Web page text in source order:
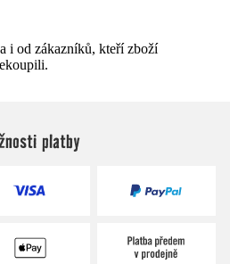
i od zákazníků, kteří zboží
platby